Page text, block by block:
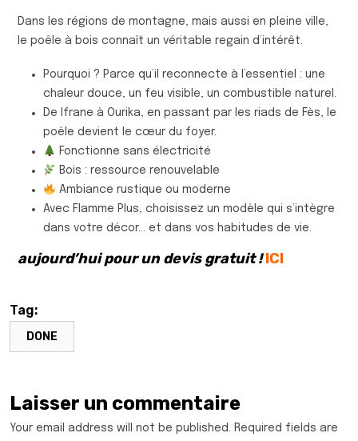
Dans les régions de montagne, mais aussi en pleine ville,
le poêle à bois connaît un véritable regain d’intérêt.
Pourquoi ? Parce qu’il reconnecte à l’essentiel : une
chaleur douce, un feu visible, un combustible naturel.
De Ifrane à Ourika, en passant par les riads de Fès, le
poêle devient le cœur du foyer.
Fonctionne sans électricité
Bois : ressource renouvelable
Ambiance rustique ou moderne
Avec Flamme Plus, choisissez un modèle qui s’intègre
dans votre décor… et dans vos habitudes de vie.
aujourd’hui pour un devis gratuit ! ICI
Tag:
DONE
Laisser un commentaire
Your email address will not be published. Required fields are